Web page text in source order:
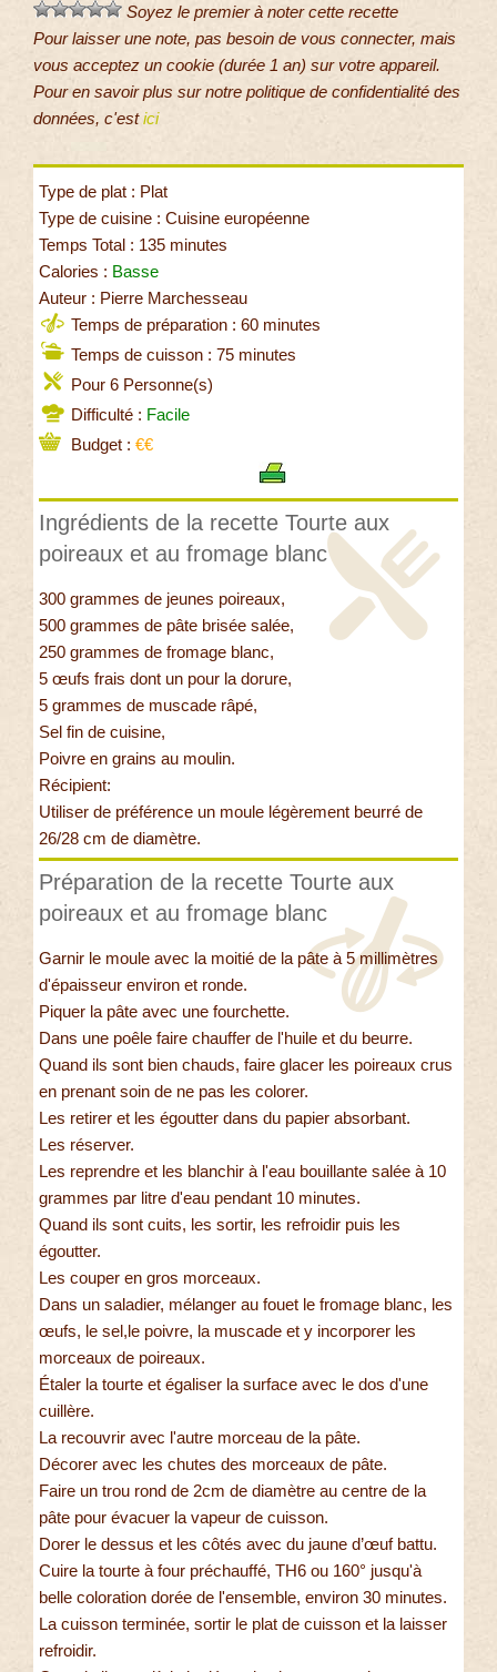
Soyez le premier à noter cette recette
Pour laisser une note, pas besoin de vous connecter, mais
vous acceptez un cookie (durée 1 an) sur votre appareil.
Pour en savoir plus sur notre politique de confidentialité des
données, c'estici
Type de plat : Plat
Type de cuisine : Cuisine européenne
Temps Total : 135 minutes
Calories : Basse
Auteur : Pierre Marchesseau
Temps de préparation : 60 minutes
Temps de cuisson : 75 minutes
Pour 6 Personne(s)
Difficulté : Facile
Budget : €€
Ingrédients de la recette Tourte aux
poireaux et au fromage blanc
300 grammes de jeunes poireaux,
500 grammes de pâte brisée salée,
250 grammes de fromage blanc,
5 œufs frais dont un pour la dorure,
5 grammes de muscade râpé,
Sel fin de cuisine,
Poivre en grains au moulin.
Récipient:
Utiliser de préférence un moule légèrement beurré de
26/28 cm de diamètre.
Préparation de la recette Tourte aux
poireaux et au fromage blanc
Garnir le moule avec la moitié de la pâte à 5 millimètres
d'épaisseur environ et ronde.
Piquer la pâte avec une fourchette.
Dans une poêle faire chauffer de l'huile et du beurre.
Quand ils sont bien chauds, faire glacer les poireaux crus
en prenant soin de ne pas les colorer.
Les retirer et les égoutter dans du papier absorbant.
Les réserver.
Les reprendre et les blanchir à l'eau bouillante salée à 10
grammes par litre d'eau pendant 10 minutes.
Quand ils sont cuits, les sortir, les refroidir puis les
égoutter.
Les couper en gros morceaux.
Dans un saladier, mélanger au fouet le fromage blanc, les
œufs, le sel,le poivre, la muscade et y incorporer les
morceaux de poireaux.
Étaler la tourte et égaliser la surface avec le dos d'une
cuillère.
La recouvrir avec l'autre morceau de la pâte.
Décorer avec les chutes des morceaux de pâte.
Faire un trou rond de 2cm de diamètre au centre de la
pâte pour évacuer la vapeur de cuisson.
Dorer le dessus et les côtés avec du jaune d’œuf battu.
Cuire la tourte à four préchauffé, TH6 ou 160° jusqu'à
belle coloration dorée de l'ensemble, environ 30 minutes.
La cuisson terminée, sortir le plat de cuisson et la laisser
refroidir.